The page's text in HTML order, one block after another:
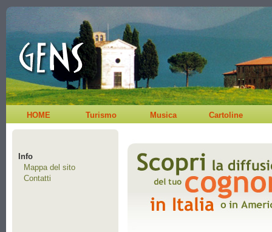
HOME Turismo Musica Cartoline
Info
Mappa del sito
Contatti